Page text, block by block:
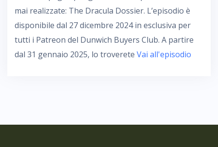
mai realizzate: The Dracula Dossier. L’episodio è
disponibile dal 27 dicembre 2024 in esclusiva per
tutti i Patreon del Dunwich Buyers Club. A partire
dal 31 gennaio 2025, lo troverete Vai all'episodio